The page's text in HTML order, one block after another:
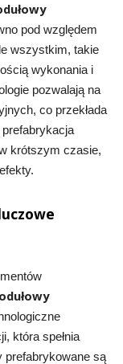
pod względem
wszystkim, takie
wykonania i
pozwalają na
co przekłada
krótszym czasie,
która spełnia
prefabrykowane są